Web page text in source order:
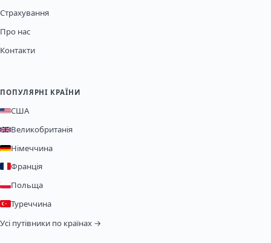
Страхування
Про нас
Контакти
ПОПУЛЯРНІ КРАЇНИ
США
Великобританія
Німеччина
Франція
Польща
Туреччина
Усі путівники по країнах →